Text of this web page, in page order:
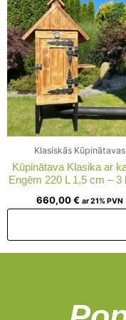
Klasiskās Kūpinātavas
Kūpinātava Klasika ar
Engēm 220 L 1,5 cm – 3
660,00€ ar 21% PVN